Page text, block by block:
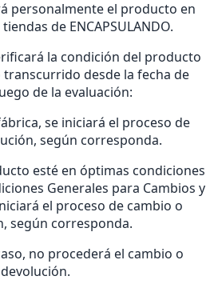
personalmente el producto en
de ENCAPSULANDO.
la condición del producto
desde la fecha de
de la evaluación:
se iniciará el proceso de
según corresponda.
esté en óptimas condiciones
Generales para Cambios y
el proceso de cambio o
según corresponda.
no procederá el cambio o
devolución.